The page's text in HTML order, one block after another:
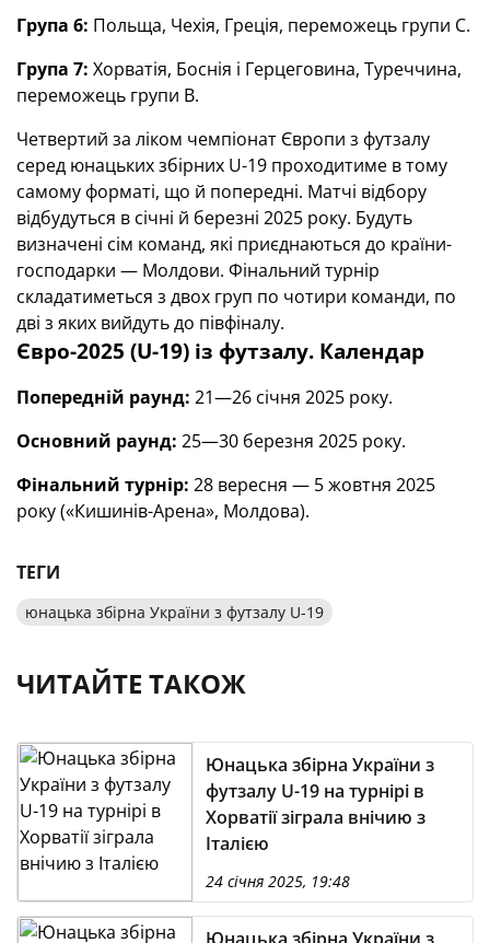
Група 6: Польща, Чехія, Греція, переможець групи С.
Група 7: Хорватія, Боснія і Герцеговина, Туреччина,
переможець групи В.
Четвертий за ліком чемпіонат Європи з футзалу
серед юнацьких збірних U-19 проходитиме в тому
самому форматі, що й попередні. Матчі відбору
відбудуться в січні й березні 2025 року. Будуть
визначені сім команд, які приєднаються до країни-
господарки — Молдови. Фінальний турнір
складатиметься з двох груп по чотири команди, по
дві з яких вийдуть до півфіналу.
Євро-2025 (U-19) із футзалу. Календар
Попередній раунд: 21—26 січня 2025 року.
Основний раунд: 25—30 березня 2025 року.
Фінальний турнір: 28 вересня — 5 жовтня 2025
року («Кишинів-Арена», Молдова).
ТЕГИ
юнацька збірна України з футзалу U-19
ЧИТАЙТЕ ТАКОЖ
Юнацька збірна України з
футзалу U-19 на турнірі в
Хорватії зіграла внічию з
Італією
24 січня 2025, 19:48